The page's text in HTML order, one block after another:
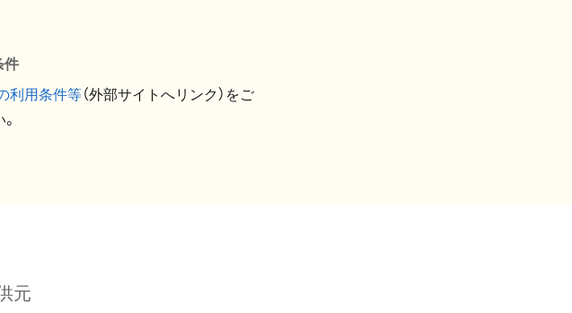
件
利用条件等（外部サイトへリンク）をご
元